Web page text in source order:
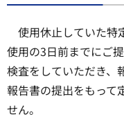
使用休止していた特
使用の3日前までにご
検査をしていただき、
報告書の提出をもって
せん。